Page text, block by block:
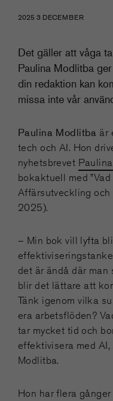
2025 3 DECEMBER
Det gäller att våga
Paulina Modlitba
din redaktion kan
missa inte vår
Paulina Modlitba är
tech och AI. Hon
nyhetsbrevet
bokaktuell med
Affärsutveckling och
2025).
– Min bok vill lyfta
det är ändå där man
blir det lättare att
Tänk igenom vilka
era arbetsflöden?
tar mycket tid och
effektivisera med
Modlitba.
Hon har flera